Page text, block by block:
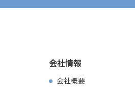
会社情報
会社概要